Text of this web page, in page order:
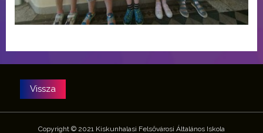
Copyright © 2021 Kiskunhalasi Felsővárosi Általános Iskola